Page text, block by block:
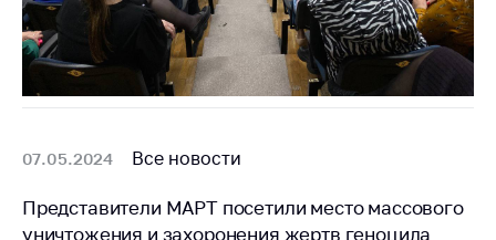
07.05.2024 Все новости
Представители МАРТ посетили место массового
уничтожения и захоронения жертв геноцида